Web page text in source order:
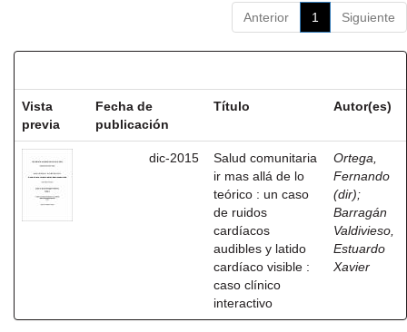
Anterior 1 Siguiente
Vista
previa
Fecha de
publicación
Título Autor(es)
dic-2015
Salud comunitaria
ir mas allá de lo
teórico : un caso
de ruidos
cardíacos
audibles y latido
cardíaco visible :
caso clínico
interactivo
Ortega,
Fernando
(dir);
Barragán
Valdivieso,
Estuardo
Xavier